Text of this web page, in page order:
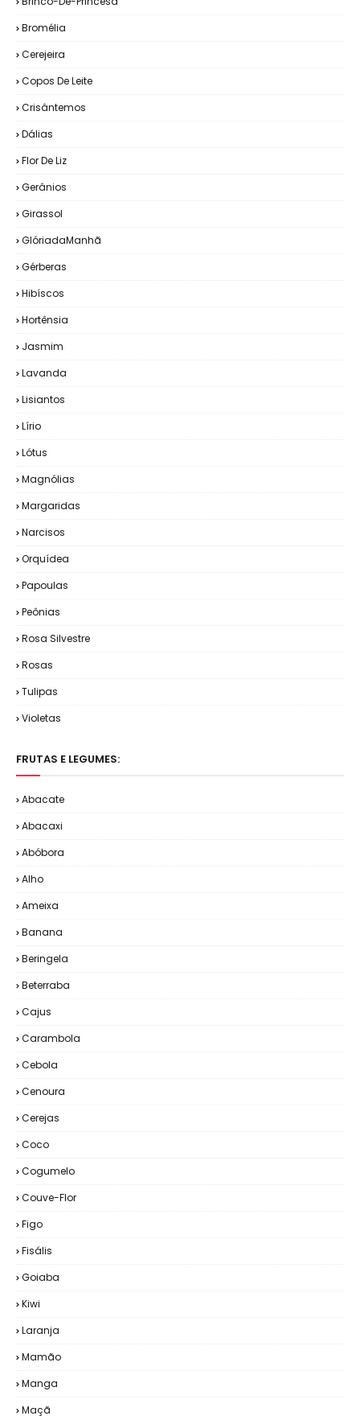
Bromélia
Cerejeira
Copos De Leite
Crisântemos
Dálias
Flor De Liz
Gerânios
Girassol
GlóriadaManhã
Gérberas
Hibíscos
Hortênsia
Jasmim
Lavanda
Lisiantos
Lírio
Lótus
Magnólias
Margaridas
Narcisos
Orquídea
Papoulas
Peônias
Rosa Silvestre
Rosas
Tulipas
Violetas
FRUTAS E LEGUMES:
Abacate
Abacaxi
Abóbora
Alho
Ameixa
Banana
Beringela
Beterraba
Cajus
Carambola
Cebola
Cenoura
Cerejas
Coco
Cogumelo
Couve-Flor
Figo
Fisális
Goiaba
Kiwi
Laranja
Mamão
Manga
Maçã